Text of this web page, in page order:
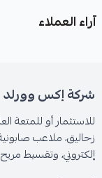
آراء العملاء
شركة إكس وورلد
للاستثمار أو للمتعة
زحاليق، ملاعب
إلكتروني، وتقسيط مريح